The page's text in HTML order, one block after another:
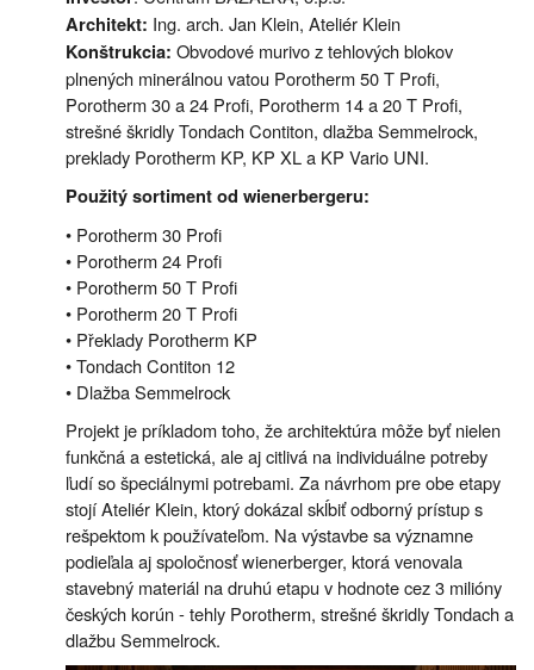
Architekt: Ing. arch. Jan Klein, Ateliér Klein
Konštrukcia: Obvodové murivo z tehlových blokov
plnených minerálnou vatou Porotherm 50 T Profi,
Porotherm 30 a 24 Profi, Porotherm 14 a 20 T Profi,
strešné škridly Tondach Contiton, dlažba Semmelrock,
preklady Porotherm KP, KP XL a KP Vario UNI.
Použitý sortiment od wienerbergeru:
• Porotherm 30 Profi
• Porotherm 24 Profi
• Porotherm 50 T Profi
• Porotherm 20 T Profi
• Překlady Porotherm KP
• Tondach Contiton 12
• Dlažba Semmelrock
Projekt je príkladom toho, že architektúra môže byť nielen
funkčná a estetická, ale aj citlivá na individuálne potreby
ľudí so špeciálnymi potrebami. Za návrhom pre obe etapy
stojí Ateliér Klein, ktorý dokázal skĺbiť odborný prístup s
rešpektom k používateľom. Na výstavbe sa významne
podieľala aj spoločnosť wienerberger, ktorá venovala
stavebný materiál na druhú etapu v hodnote cez 3 milióny
českých korún - tehly Porotherm, strešné škridly Tondach a
dlažbu Semmelrock.